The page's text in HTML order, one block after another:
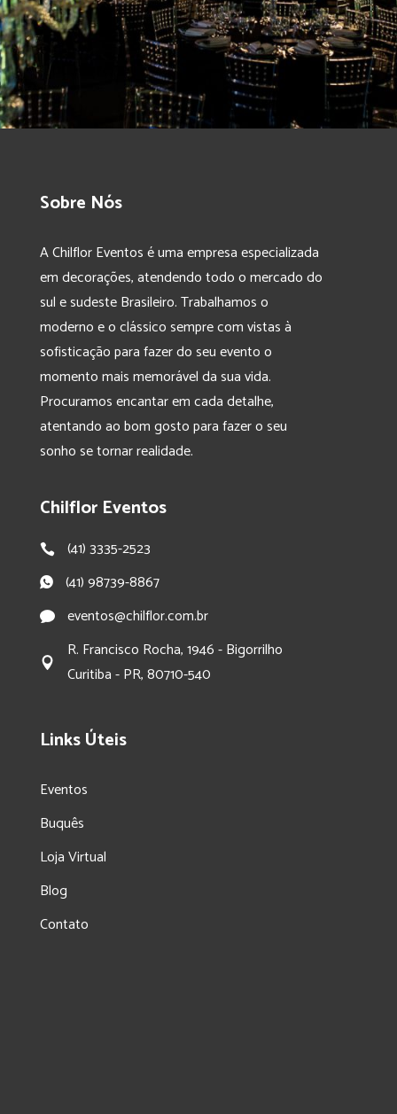
Sobre Nós
A Chilflor Eventos é uma empresa especializada
em decorações, atendendo todo o mercado do
sul e sudeste Brasileiro. Trabalhamos o
moderno e o clássico sempre com vistas à
sofisticação para fazer do seu evento o
momento mais memorável da sua vida.
Procuramos encantar em cada detalhe,
atentando ao bom gosto para fazer o seu
sonho se tornar realidade.
Chilflor Eventos
(41) 3335-2523
(41) 98739-8867
eventos@chilflor.com.br
R. Francisco Rocha, 1946 - Bigorrilho
Curitiba - PR, 80710-540
Links Úteis
Eventos
Buquês
Loja Virtual
Blog
Contato